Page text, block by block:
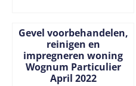
Gevel voorbehandelen,
reinigen en
impregneren woning
Wognum Particulier
April 2022